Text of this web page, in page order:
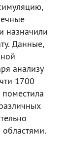
назначили
Данные,
анализу
1700